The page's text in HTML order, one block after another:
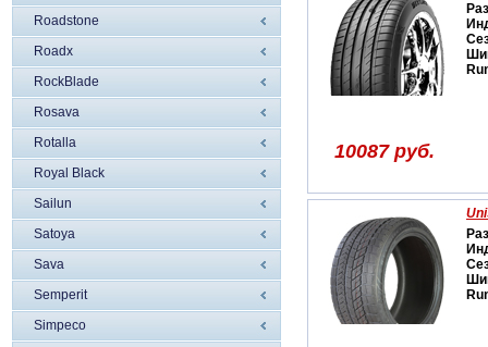
Roadstone
Roadx
RockBlade
Rosava
Rotalla
Royal Black
Sailun
Satoya
Sava
Semperit
Simpeco
10087 руб.